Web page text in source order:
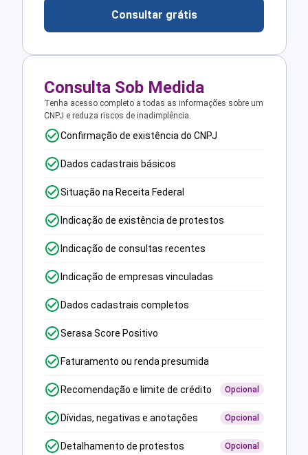
Consultar grátis
Consulta Sob Medida
Tenha acesso completo a todas as informações sobre um
CNPJ e reduza riscos de inadimplência.
Confirmação de existência do CNPJ
Dados cadastrais básicos
Situação na Receita Federal
Indicação de existência de protestos
Indicação de consultas recentes
Indicação de empresas vinculadas
Dados cadastrais completos
Serasa Score Positivo
Faturamento ou renda presumida
Recomendação e limite de crédito Opcional
Dívidas, negativas e anotações Opcional
Detalhamento de protestos Opcional